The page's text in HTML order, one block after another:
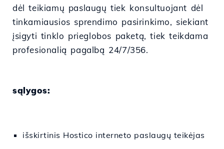
dėl teikiamų paslaugų tiek konsultuojant dėl
tinkamiausios sprendimo pasirinkimo, siekiant
įsigyti tinklo prieglobos paketą, tiek teikdama
profesionalią pagalbą 24/7/356.
sąlygos:
išskirtinis Hostico interneto paslaugų teikėjas